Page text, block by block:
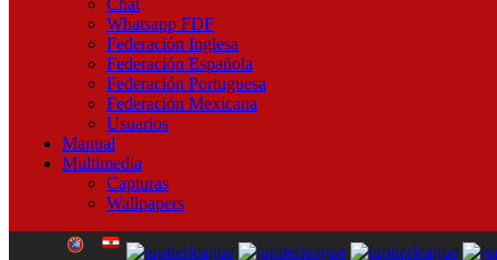
Chat
Whatsapp FDF
Federación Inglesa
Federación Española
Federación Portuguesa
Federación Mexicana
Usuarios
Manual
Multimedia
Capturas
Wallpapers